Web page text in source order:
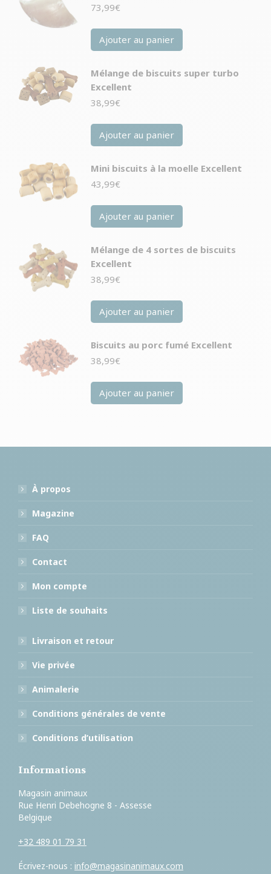
73,99€
Ajouter au panier
Mélange de biscuits super turbo
Excellent
38,99€
Ajouter au panier
Mini biscuits à la moelle Excellent
43,99€
Ajouter au panier
Mélange de 4 sortes de biscuits
Excellent
38,99€
Ajouter au panier
Biscuits au porc fumé Excellent
38,99€
Ajouter au panier
À propos
Magazine
FAQ
Contact
Mon compte
Liste de souhaits
Livraison et retour
Vie privée
Animalerie
Conditions générales de vente
Conditions d’utilisation
Informations
Magasin animaux
Rue Henri Debehogne 8 - Assesse
Belgique
+32 489 01 79 31
Écrivez-nous : info@magasinanimaux.com